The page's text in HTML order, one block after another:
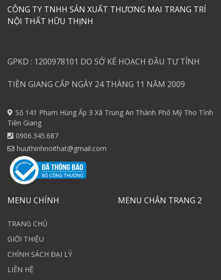
CÔNG TY TNHH SẢN XUẤT THƯƠNG MẠI TRANG TRÍ
NỘI THẤT HỮU THỊNH
GPKD : 1200978101 DO SỞ KẾ HOẠCH ĐẦU TƯ TỈNH
TIỀN GIANG CẤP NGÀY 24 THÁNG 11 NĂM 2009
Số 141 Phạm Hùng Ấp 3 Xã Trung An Thành Phố Mỹ Tho Tỉnh
Tiền Giang
0906.345.687
huuthinhnoithat@gmail.com
MENU CHÍNH
TRANG CHỦ
GIỚI THIỆU
CHÍNH SÁCH ĐẠI LÝ
LIÊN HỆ
MENU CHÂN TRANG 2